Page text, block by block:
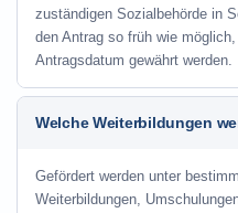
zuständigen Sozialbehörde in
den Antrag so früh wie
Antragsdatum gewährt werden.
Welche Weiterbildungen
Gefördert werden unter
Weiterbildungen,